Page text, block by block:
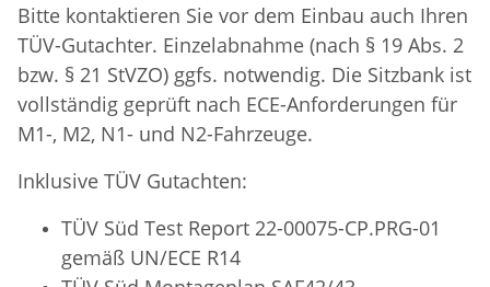
Bitte kontaktieren Sie vor dem Einbau auch Ihren
TÜV-Gutachter. Einzelabnahme (nach § 19 Abs. 2
bzw. § 21 StVZO) ggfs. notwendig. Die Sitzbank ist
vollständig geprüft nach ECE-Anforderungen für
M1-, M2, N1- und N2-Fahrzeuge.
Inklusive TÜV Gutachten:
TÜV Süd Test Report 22-00075-CP.PRG-01
gemäß UN/ECE R14